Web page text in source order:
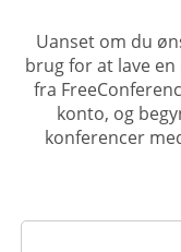
Uanset om du
brug for at lave
fra
konto, og
konferencer